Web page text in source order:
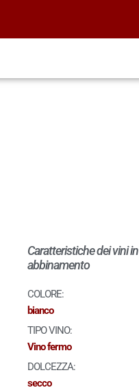
Caratteristiche dei vini in
abbinamento
COLORE:
bianco
TIPO VINO:
Vino fermo
DOLCEZZA:
secco